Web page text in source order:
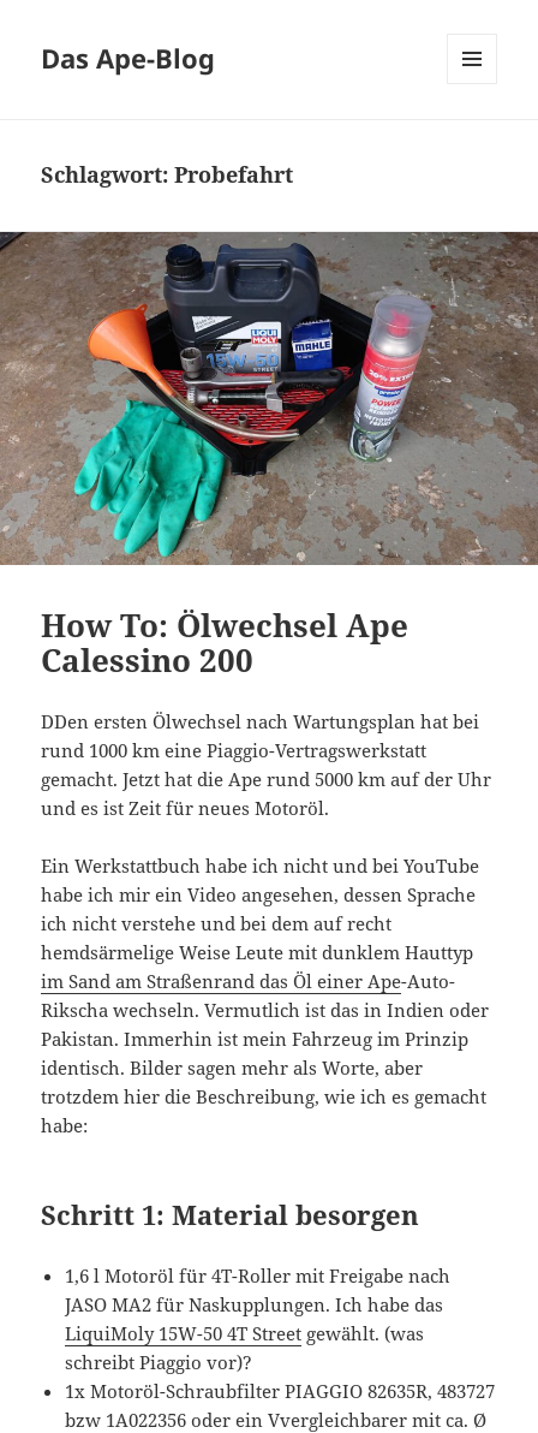
Das Ape-Blog
Schlagwort:Probefahrt
How To: Ölwechsel Ape
Calessino 200
DDen ersten Ölwechsel nach Wartungsplan hat bei
rund 1000 km eine Piaggio-Vertragswerkstatt
gemacht. Jetzt hat die Ape rund 5000 km auf der Uhr
und es ist Zeit für neues Motoröl.
Ein Werkstattbuch habe ich nicht und bei YouTube
habe ich mir ein Video angesehen, dessen Sprache
ich nicht verstehe und bei dem auf recht
hemdsärmelige Weise Leute mit dunklem Hauttyp
im Sand am Straßenrand das Öl einer Ape-Auto-
Rikscha wechseln. Vermutlich ist das in Indien oder
Pakistan. Immerhin ist mein Fahrzeug im Prinzip
identisch. Bilder sagen mehr als Worte, aber
trotzdem hier die Beschreibung, wie ich es gemacht
habe:
Schritt 1: Material besorgen
1,6 l Motoröl für 4T-Roller mit Freigabe nach
JASO MA2 für Naskupplungen. Ich habe das
LiquiMoly 15W-50 4T Street gewählt. (was
schreibt Piaggio vor)?
1x Motoröl-Schraubfilter PIAGGIO 82635R, 483727
bzw 1A022356 oder ein Vvergleichbarer mit ca. Ø